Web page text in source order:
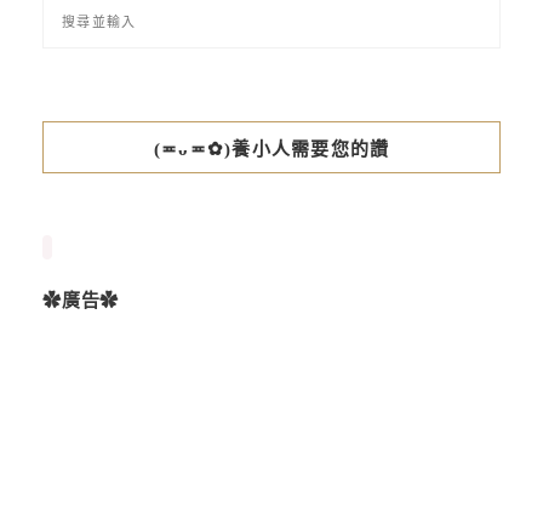
(≖ᴗ≖✿)養小人需要您的讚
✿廣告✿